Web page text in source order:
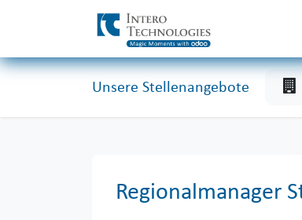
Zum Inhalt springen
Unsere Stellenangebote
Regionalmanager